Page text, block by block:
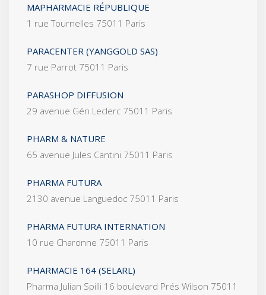
MAPHARMACIE RÉPUBLIQUE
1 rue Tournelles 75011 Paris
PARACENTER (YANGGOLD SAS)
7 rue Parrot 75011 Paris
PARASHOP DIFFUSION
29 avenue Gén Leclerc 75011 Paris
PHARM & NATURE
65 avenue Jules Cantini 75011 Paris
PHARMA FUTURA
2130 avenue Languedoc 75011 Paris
PHARMA FUTURA INTERNATION
10 rue Charonne 75011 Paris
PHARMACIE 164 (SELARL)
Pharma Julian Spilli 16 boulevard Prés Wilson 75011